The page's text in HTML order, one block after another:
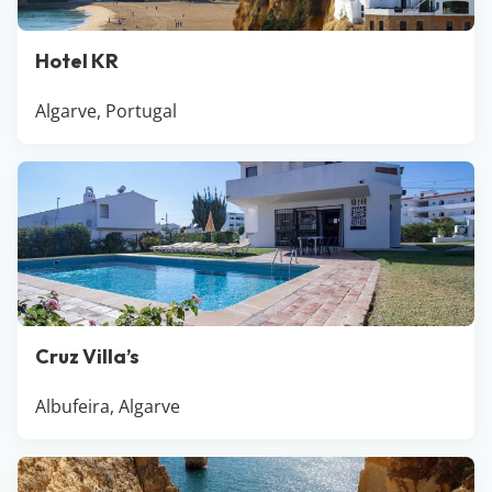
Hotel KR
Algarve, Portugal
Cruz Villa’s
Albufeira, Algarve